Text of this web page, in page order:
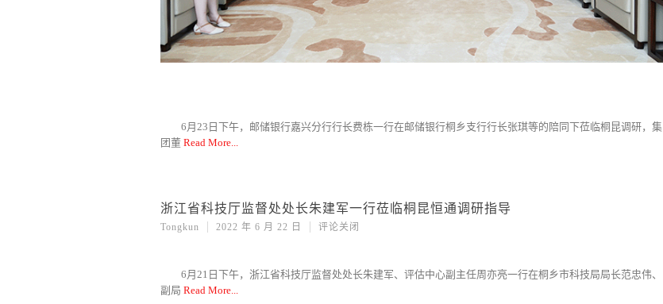
6月23日下午，邮储银行嘉兴分行行长费栋一行在邮储银行桐乡支行行长张琪等的陪同下莅临桐昆调研，集
团董 Read More
浙江省科技厅监督处处长朱建军一行莅临桐昆恒通调研指导
Tongkun 2022 年 6 月 22 日 评论关闭
6月21日下午，浙江省科技厅监督处处长朱建军、评估中心副主任周亦亮一行在桐乡市科技局局长范忠伟、
副局 Read More